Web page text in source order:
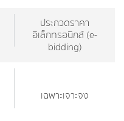
ประกวดราคา
อิเล็กทรอนิกส์ (e-
bidding)
เฉพาะเจาะจง